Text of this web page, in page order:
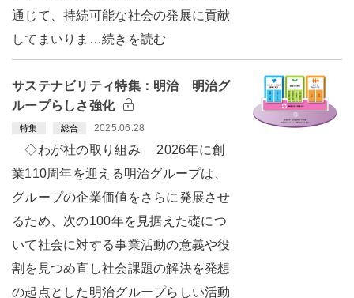
通じて、持続可能な社会の発展に貢献
してまいりま…続きを読む
サステナビリティ特集：明治 明治グ
ループらしさ強化
特集 総合 2025.06.28
◇わが社の取り組み 2026年に創
業110周年を迎える明治グループは、
グループの企業価値をさらに発展させ
るため、次の100年を見据えた礎につ
いて社会に対する事業活動の意義や役
割を見つめ直し社会課題の解決を発想
の起点とした明治グループらしい活動